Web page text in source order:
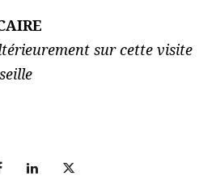
sur cette visite